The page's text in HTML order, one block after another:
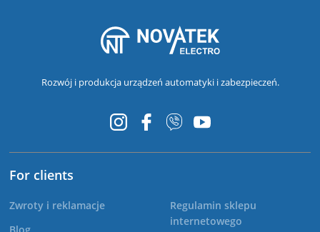
Rozwój i produkcja urządzeń automatyki i zabezpieczeń.
For clients
Zwroty i reklamacje
Regulamin sklepu
internetowego